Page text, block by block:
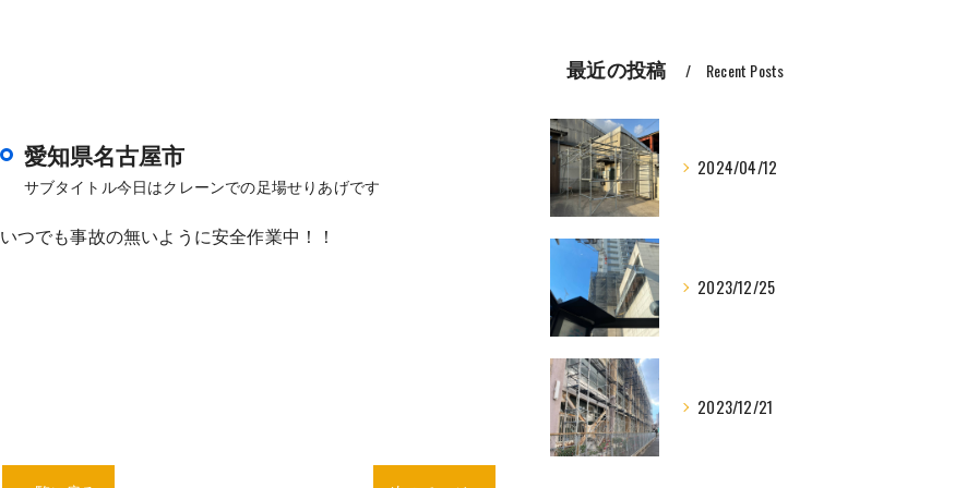
愛知県名古屋市
サブタイトル今日はクレーンでの足場せりあげです
いつでも事故の無いように安全作業中！！
最近の投稿 Recent Posts
2024/04/12
2023/12/25
2023/12/21